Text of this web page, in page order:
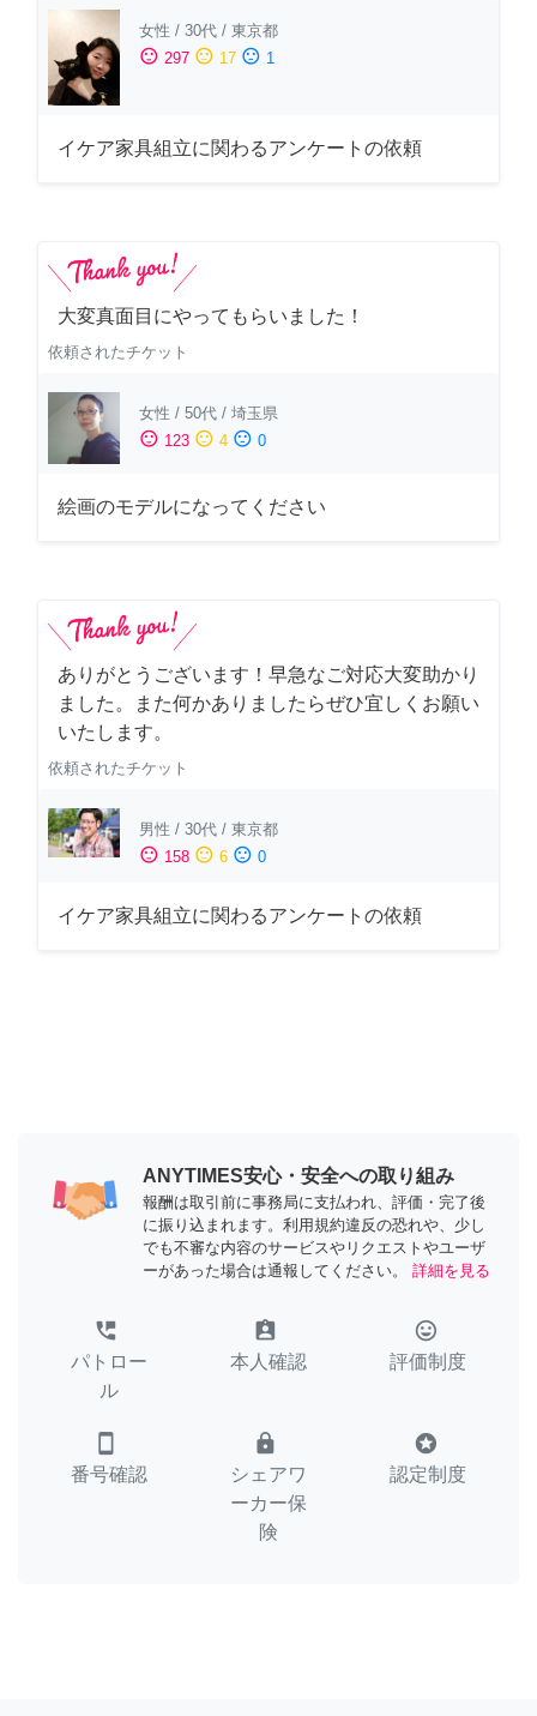
女性 / 30代 / 東京都
sentiment_satisfied 297 sentiment_neutral 17 sentiment_dissatisfied 1
イケア家具組立に関わるアンケートの依頼
大変真面目にやってもらいました！
依頼されたチケット
女性 / 50代 / 埼玉県
sentiment_satisfied 123 sentiment_neutral 4 sentiment_dissatisfied 0
絵画のモデルになってください
ありがとうございます！早急なご対応大変助かり
ました。また何かありましたらぜひ宜しくお願い
いたします。
依頼されたチケット
男性 / 30代 / 東京都
sentiment_satisfied 158 sentiment_neutral 6 sentiment_dissatisfied 0
イケア家具組立に関わるアンケートの依頼
ANYTIMES安心・安全への取り組み
報酬は取引前に事務局に支払われ、評価・完了後
に振り込まれます。利用規約違反の恐れや、少し
でも不審な内容のサービスやリクエストやユーザ
ーがあった場合は通報してください。
詳細を見る
perm_phone_msg
パトロー
ル
assignment_ind
本人確認
tag_faces
評価制度
smartphone
番号確認
lock
シェアワ
ーカー保
険
stars
認定制度